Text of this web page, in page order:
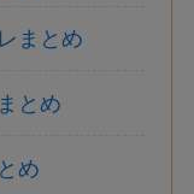
まとめ
とめ
め